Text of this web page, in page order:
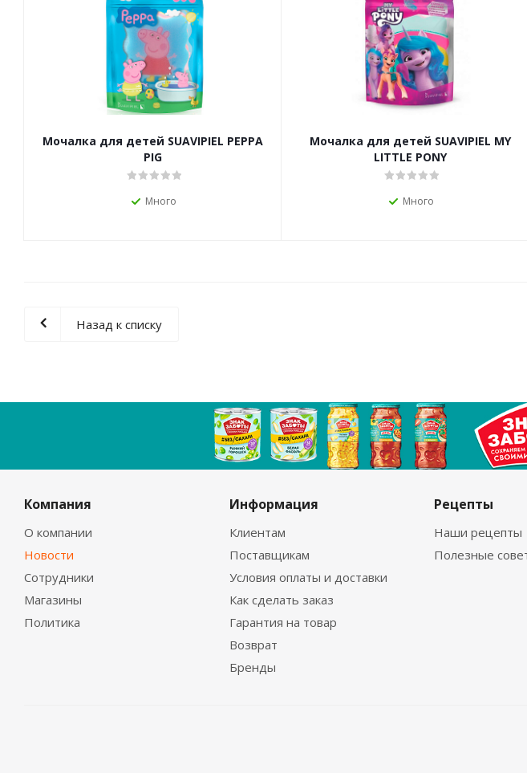
Мочалка для детей SUAVIPIEL PEPPA
PIG
Много
Мочалка для детей SUAVIPIEL MY
LITTLE PONY
Много
Назад к списку
Компания
О компании
Новости
Сотрудники
Магазины
Политика
Информация
Клиентам
Поставщикам
Условия оплаты и доставки
Как сделать заказ
Гарантия на товар
Возврат
Бренды
Рецепты
Наши рецепты
Полезные